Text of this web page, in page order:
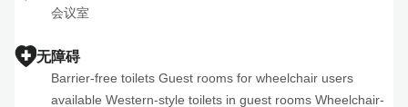
会议室
无障碍
Barrier-free toilets Guest rooms for wheelchair users
available Western-style toilets in guest rooms Wheelchair-